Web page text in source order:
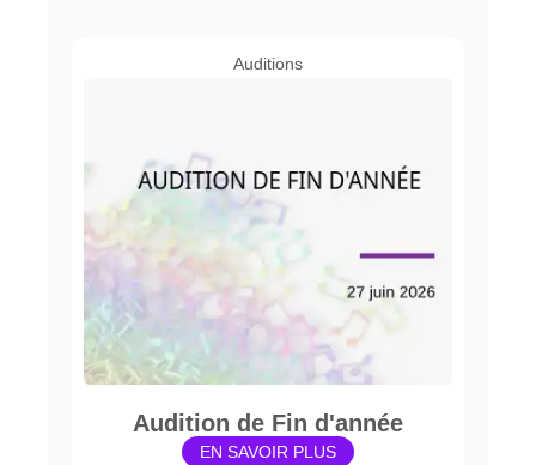
Auditions
Audition de Fin d'année
EN SAVOIR PLUS